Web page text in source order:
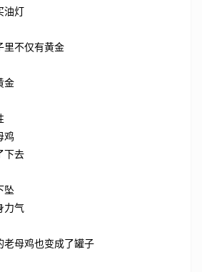
油灯
里不仅有黄金
金
鸡
下去
坠
力气
老母鸡也变成了罐子